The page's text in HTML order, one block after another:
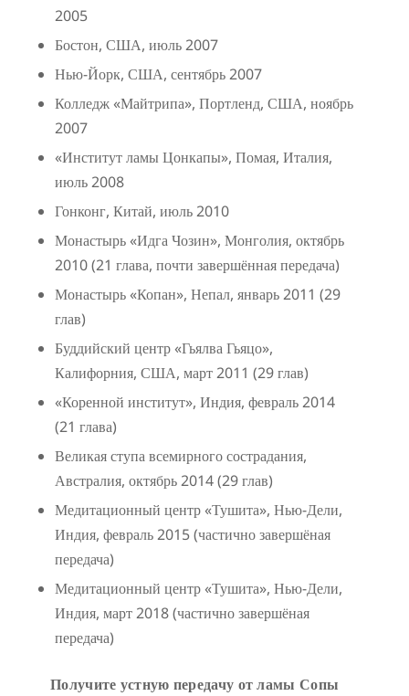
2005
Бостон, США, июль 2007
Нью-Йорк, США, сентябрь 2007
Колледж «Майтрипа», Портленд, США, ноябрь
2007
«Институт ламы Цонкапы», Помая, Италия,
июль 2008
Гонконг, Китай, июль 2010
Монастырь «Идга Чозин», Монголия, октябрь
2010 (21 глава, почти завершённая передача)
Монастырь «Копан», Непал, январь 2011 (29
глав)
Буддийский центр «Гьялва Гьяцо»,
Калифорния, США, март 2011 (29 глав)
«Коренной институт», Индия, февраль 2014
(21 глава)
Великая ступа всемирного сострадания,
Австралия, октябрь 2014 (29 глав)
Медитационный центр «Тушита», Нью-Дели,
Индия, февраль 2015 (частично завершёная
передача)
Медитационный центр «Тушита», Нью-Дели,
Индия, март 2018 (частично завершёная
передача)
Получите устную передачу от ламы Сопы